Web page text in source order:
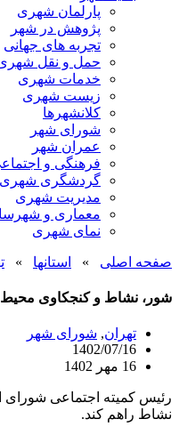
پارلمان شهری
پژوهش در شهر
تجربه های جهانی
حمل و نقل
خدمات شهری
زیست شهری
کلانشهرها
شورای شهر
عمران شهر
فرهنگی و
گردشگری شهری
مدیریت شهری
معماری و
نمای شهری
صفحه اصلی » استانها »
شور، نشاط و کنجکاوی
تهران, شورای شهر
1402/07/16
16 مهر 1402
رئیس کمیته اجتماعی شورای
نشاط راهم کند.